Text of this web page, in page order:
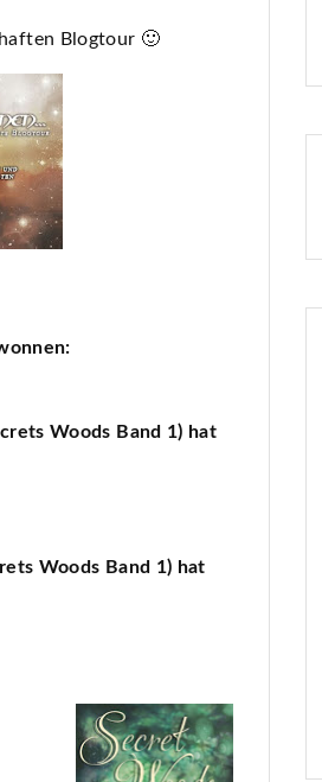
Blogtour 🙂
Woods Band 1) hat
Woods Band 1) hat